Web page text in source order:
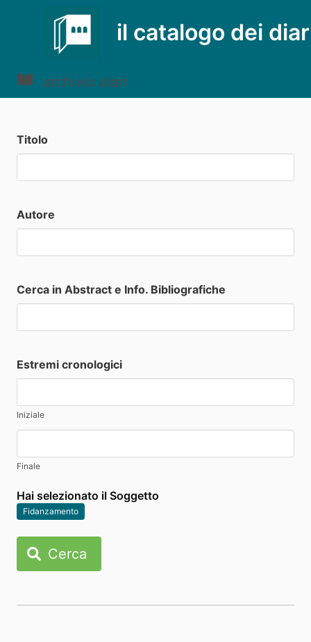
il catalogo dei
archivio diari
Titolo
Autore
Cerca in Abstract e Info. Bibliografiche
Estremi cronologici
Iniziale
Finale
Hai selezionato il Soggetto
Fidanzamento
Cerca